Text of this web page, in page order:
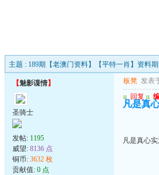
主题 : 189期【老澳门资料】【平特一肖】资料期
【魅影谍情】
圣骑士
发帖: 1195
威望: 8136 点
铜币: 3632 枚
贡献值: 0 点
板凳 发表
u 回复 u
凡是真
凡是真心